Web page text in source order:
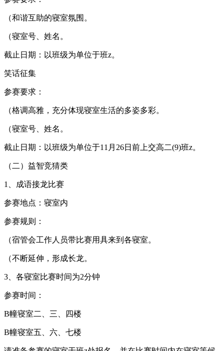
（和谐互助的寝室氛围。
（寝室号、姓名。
截止日期：以班级为单位于班z。
笑话征集
参赛要求：
（格调高雅，充分体现寝室生活的多姿多彩。
（寝室号、姓名。
截止日期：以班级为单位于11月26日前上交高二(9)班z。
（二）益智竞猜类
1、成语接龙比赛
参赛地点：寝室内
参赛规则：
（宿管会工作人员带比赛用具来到各寝室。
（不断延伸，形成长龙。
3、各寝室比赛时间为2分钟
参赛时间：
B幢寝室二、三、四楼
B幢寝室五、六、七楼